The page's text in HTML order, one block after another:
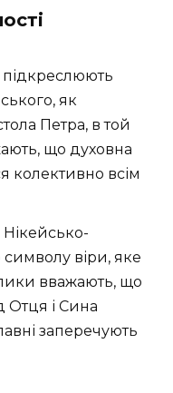
підкреслюють
як
Петра, в той
що духовна
колективно всім
віри, яке
вважають, що
Отця і Сина
заперечують